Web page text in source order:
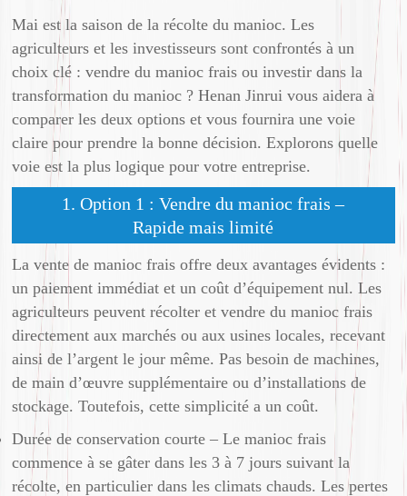
Mai est la saison de la récolte du manioc. Les
agriculteurs et les investisseurs sont confrontés à un
choix clé : vendre du manioc frais ou investir dans la
transformation du manioc ? Henan Jinrui vous aidera à
comparer les deux options et vous fournira une voie
claire pour prendre la bonne décision. Explorons quelle
voie est la plus logique pour votre entreprise.
1. Option 1 : Vendre du manioc frais –
Rapide mais limité
La vente de manioc frais offre deux avantages évidents :
un paiement immédiat et un coût d’équipement nul. Les
agriculteurs peuvent récolter et vendre du manioc frais
directement aux marchés ou aux usines locales, recevant
ainsi de l’argent le jour même. Pas besoin de machines,
de main d’œuvre supplémentaire ou d’installations de
stockage. Toutefois, cette simplicité a un coût.
Durée de conservation courte – Le manioc frais
commence à se gâter dans les 3 à 7 jours suivant la
récolte, en particulier dans les climats chauds. Les pertes